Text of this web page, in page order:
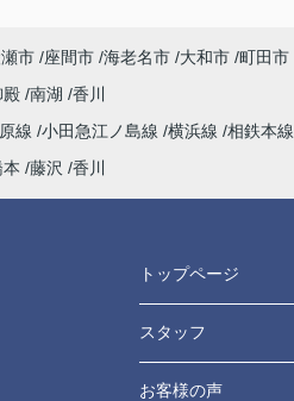
市 座間市 海老名市 大和市 町田市
殿 南湖 香川
線 小田急江ノ島線 横浜線 相鉄本線
藤沢 香川
トップページ
スタッフ
お客様の声